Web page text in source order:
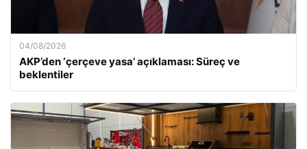
04/08/2026
AKP’den ‘çerçeve yasa’ açıklaması: Süreç ve
beklentiler